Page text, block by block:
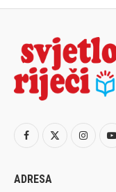
ADRESA